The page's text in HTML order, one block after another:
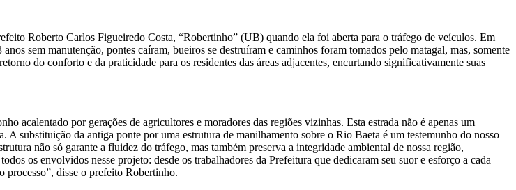
Roberto Carlos Figueiredo Costa, “Robertinho” (UB) quando ela foi aberta para o tráfego de veículos. Em
sem manutenção, pontes caíram, bueiros se destruíram e caminhos foram tomados pelo matagal, mas, somente
do conforto e da praticidade para os residentes das áreas adjacentes, encurtando significativamente suas
acalentado por gerações de agricultores e moradores das regiões vizinhas. Esta estrada não é apenas um
substituição da antiga ponte por uma estrutura de manilhamento sobre o Rio Baeta é um testemunho do nosso
não só garante a fluidez do tráfego, mas também preserva a integridade ambiental de nossa região,
os envolvidos nesse projeto: desde os trabalhadores da Prefeitura que dedicaram seu suor e esforço a cada
processo”, disse o prefeito Robertinho.